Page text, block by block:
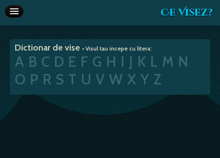
Ce Visez?
Interpretare vise
Articole
Va recomandam
Dictionar de vise • Visul tau incepe cu litera:
A B C D E F G H I J K L M N
O P R S T U V W X Y Z